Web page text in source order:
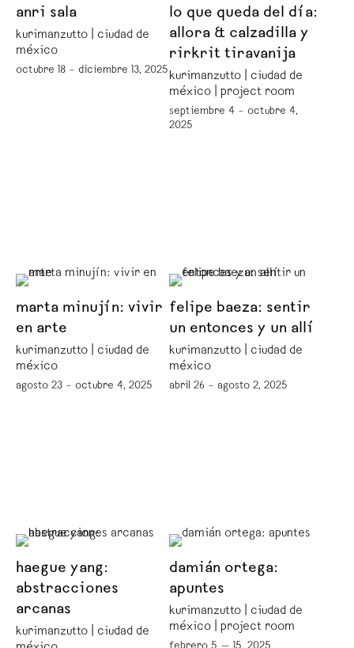
anri sala
kurimanzutto | ciudad de
méxico
octubre 18 – diciembre 13, 2025
lo que queda del día:
allora & calzadilla y
rirkrit tiravanija
kurimanzutto | ciudad de
méxico | project room
septiembre 4 – octubre 4,
2025
marta minujín: vivir
en arte
kurimanzutto | ciudad de
méxico
agosto 23 – octubre 4, 2025
felipe baeza: sentir
un entonces y un allí
kurimanzutto | ciudad de
méxico
abril 26 – agosto 2, 2025
haegue yang:
abstracciones
arcanas
kurimanzutto | ciudad de
damián ortega:
apuntes
kurimanzutto | ciudad de
méxico | project room